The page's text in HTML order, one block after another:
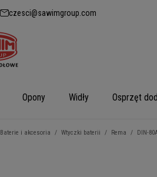
czesci@sawimgroup.com
Opony Widły Osprzęt
Baterie i akcesoria / Wtyczki baterii / Rema / DIN-